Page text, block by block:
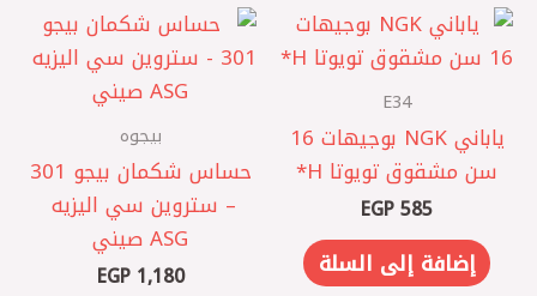
E34
ياباني NGK بوجيهات 16
سن مشقوق تويوتا H*
EGP585
إضافة إلى السلة
بيجوه
حساس شكمان بيجو 301
– ستروين سي اليزيه ‏
ASG صيني
EGP1,180